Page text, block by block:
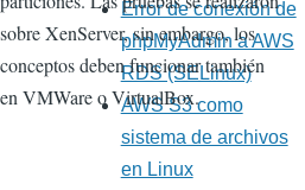
sobre XenServer, sin embargo, los
conceptos deben funcionar también
en VMWare o VirtualBox.
Error de conexión de
phpMyAdmin a AWS
RDS (SELinux)
AWS S3 como
sistema de archivos
en Linux